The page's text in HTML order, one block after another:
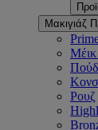
Μακιγιάζ
Ρουζ